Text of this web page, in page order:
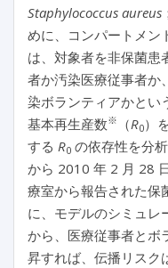
Staphylococcus aureus
めに、コンパートメン
は、対象者を非保菌患
者か汚染医療従事者か
染ボランティアかとい
基本再生産数※ （R0）
する R0 の依存性を分
から 2010 年 2 月 28
療室から報告された保
に、モデルのシミュレ
から、医療従事者とボ
昇すれば、伝播リスク